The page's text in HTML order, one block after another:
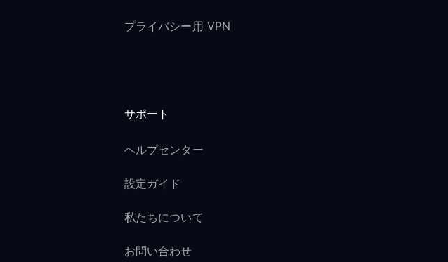
プライバシー用 VPN
サポート
ヘルプセンター
設定ガイド
私たちについて
お問い合わせ